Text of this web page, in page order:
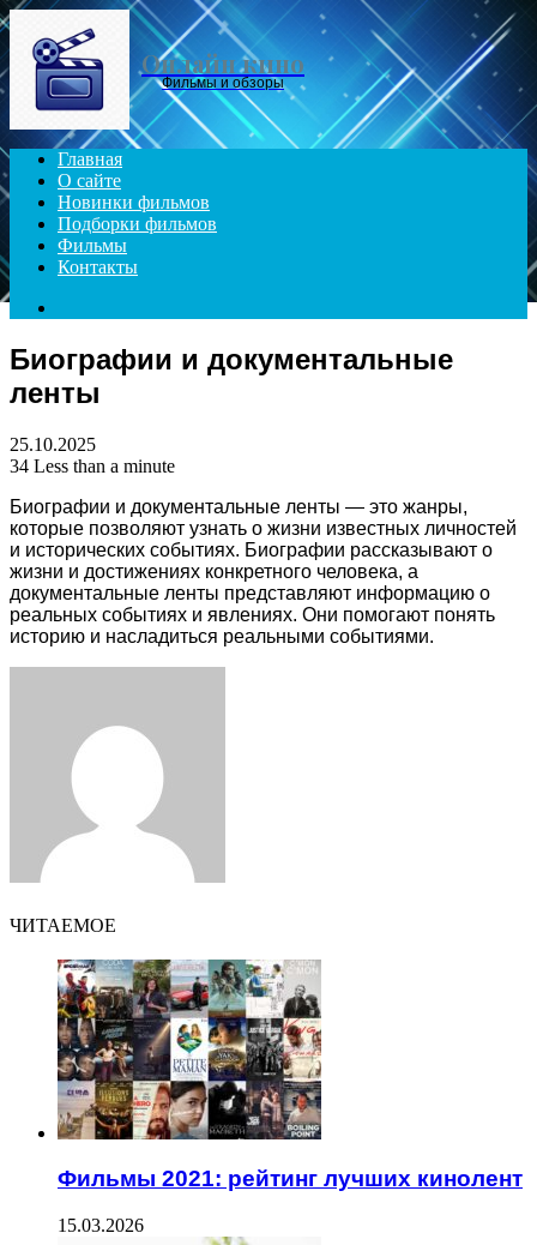
Menu
Онлайн кино
Фильмы и обзоры
Главная
О сайте
Новинки фильмов
Подборки фильмов
Фильмы
Контакты
Биографии и документальные
ленты
25.10.2025
34 Less than a minute
Биографии и документальные ленты — это жанры,
которые позволяют узнать о жизни известных личностей
и исторических событиях. Биографии рассказывают о
жизни и достижениях конкретного человека, а
документальные ленты представляют информацию о
реальных событиях и явлениях. Они помогают понять
историю и насладиться реальными событиями.
ЧИТАЕМОЕ
Фильмы 2021: рейтинг лучших кинолент
15.03.2026